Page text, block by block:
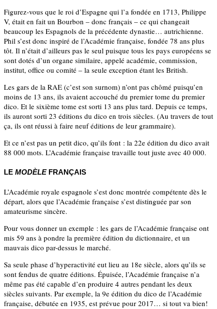
Figurez-vous que le roi d’Espagne qui l’a fondée en 1713, Philippe
V, était en fait un Bourbon – donc français – ce qui changeait
beaucoup les Espagnols de la précédente dynastie… autrichienne.
Phil s’est donc inspiré de l’Académie française, fondée 78 ans plus
tôt. Il n’était d’ailleurs pas le seul puisque tous les pays européens se
sont dotés d’un organe similaire, appelé académie, commission,
institut, office ou comité – la seule exception étant les British.
Les gars de la RAE (c’est son surnom) n’ont pas chômé puisqu’en
moins de 13 ans, ils avaient accouché du premier tome du premier
dico. Et le sixième tome est sorti 13 ans plus tard. Depuis ce temps,
ils auront sorti 23 éditions du dico en trois siècles. (Au travers de tout
ça, ils ont réussi à faire neuf éditions de leur grammaire).
Et ce n’est pas un petit dico, qu’ils font : la 22e édition du dico avait
88 000 mots. L’Académie française travaille tout juste avec 40 000.
LE MODÈLEFRANÇAIS
L’Académie royale espagnole s’est donc montrée compétente dès le
départ, alors que l’Académie française s’est distinguée par son
amateurisme sincère.
Pour vous donner un exemple : les gars de l’Académie française ont
mis 59 ans à pondre la première édition du dictionnaire, et un
mauvais dico par-dessus le marché.
Sa seule phase d’hyperactivité eut lieu au 18e siècle, alors qu’ils se
sont fendus de quatre éditions. Épuisée, l’Académie française n’a
même pas été capable d’en produire 4 autres pendant les deux
siècles suivants. Par exemple, la 9e édition du dico de l’Académie
française, débutée en 1935, est prévue pour 2017… si tout va bien!